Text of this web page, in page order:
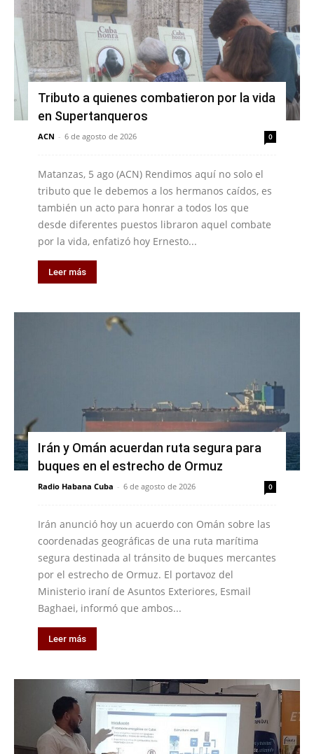
Tributo a quienes combatieron por la vida
en Supertanqueros
ACN - 6 de agosto de 2026 0
Matanzas, 5 ago (ACN) Rendimos aquí no solo el
tributo que le debemos a los hermanos caídos, es
también un acto para honrar a todos los que
desde diferentes puestos libraron aquel combate
por la vida, enfatizó hoy Ernesto...
Leer más
Irán y Omán acuerdan ruta segura para
buques en el estrecho de Ormuz
Radio Habana Cuba - 6 de agosto de 2026 0
Irán anunció hoy un acuerdo con Omán sobre las
coordenadas geográficas de una ruta marítima
segura destinada al tránsito de buques mercantes
por el estrecho de Ormuz. El portavoz del
Ministerio iraní de Asuntos Exteriores, Esmail
Baghaei, informó que ambos...
Leer más